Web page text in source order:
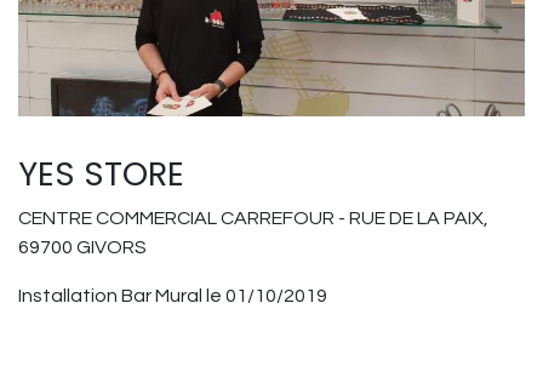
YES STORE
CENTRE COMMERCIAL CARREFOUR - RUE DE LA PAIX,
69700 GIVORS
Installation Bar Mural le 01/10/2019